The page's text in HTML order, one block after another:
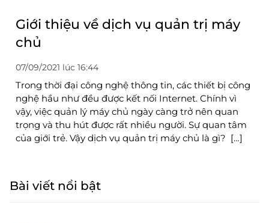
Giới thiệu về dịch vụ quản trị máy
chủ
07/09/2021 lúc 16:44
Trong thời đại công nghệ thông tin, các thiết bị công
nghệ hầu như đều được kết nối Internet. Chính vì
vậy, việc quản lý máy chủ ngày càng trở nên quan
trọng và thu hút được rất nhiều người. Sự quan tâm
của giới trẻ. Vậy dịch vụ quản trị máy chủ là gì? […]
Bài viết nổi bật